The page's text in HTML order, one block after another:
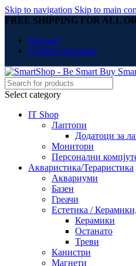
Skip to navigation Skip to main
FREE SHIPPING FOR ALL
Контакт
Станете Партнер
Select category
IT Shop
Лаптопи
Додатоци за
Монитори
Персонални
Акваристика/Тераристика
Аквариуми
Базен
Греачи
Естетика /
Керамики
Останато
Треви
Канистри
Магнети